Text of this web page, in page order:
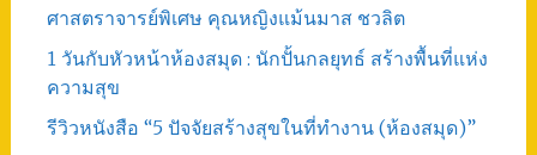
ศาสตราจารย์พิเศษ คุณหญิงแม้นมาส ชวลิต
1 วันกับหัวหน้าห้องสมุด : นักปั้นกลยุทธ์ สร้างพื้นที่แห่ง
ความสุข
รีวิวหนังสือ “5 ปัจจัยสร้างสุขในที่ทำงาน (ห้องสมุด)”